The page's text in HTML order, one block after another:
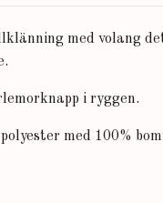
med volang
i ryggen.
med 100%